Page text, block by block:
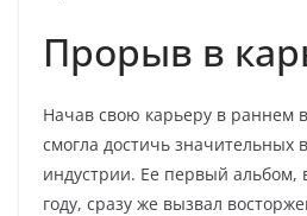
Прорыв в
Начав свою карьеру в раннем
смогла достичь значительных
индустрии. Ее первый
году, сразу же вызвал